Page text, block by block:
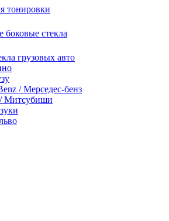
тонировки
боковые стекла
грузовых авто
/ Мерседес-бенз
Митсубиши